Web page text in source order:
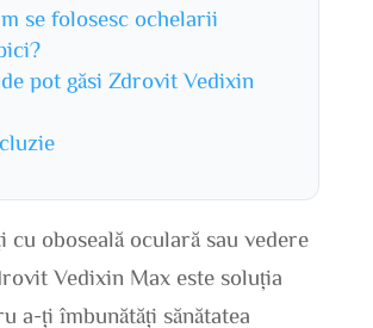
se folosesc ochelarii
pot găsi Zdrovit Vedixin
cu oboseală oculară sau vedere
Vedixin Max este soluția
a-ți îmbunătăți sănătatea